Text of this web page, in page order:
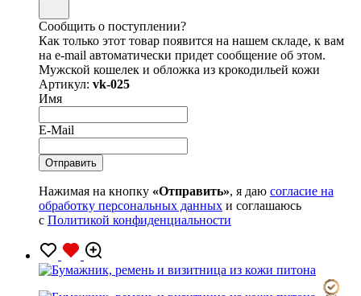
Сообщить о поступлении?
Как только этот товар появится на нашем складе, к вам
на e-mail автоматически придет сообщение об этом.
Мужской кошелек и обложка из крокодильей кожи
Артикул: vk-025
Имя
E-Mail
Нажимая на кнопку «Отправить», я даю согласие на
обработку персональных данных и соглашаюсь
с Политикой конфиденциальности